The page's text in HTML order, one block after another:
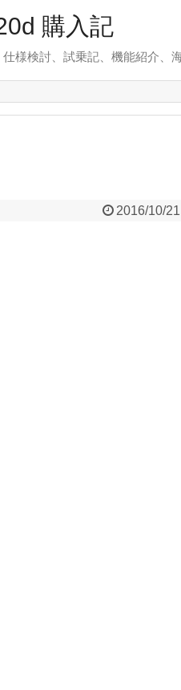
購入記
様検討、試乗記、機能紹介、
2016/10/21